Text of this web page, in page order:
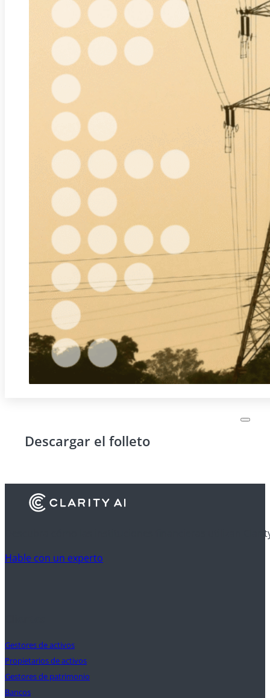
Descargar el folleto
Descubra cómo las instituciones financieras utilizan
Hable con un experto
Gestores de activos
Propietarios de activos
Gestores de patrimonio
Bancos